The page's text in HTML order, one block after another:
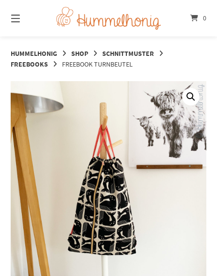
zum
Inhalt
0
HUMMELHONIG SHOP
SCHNITTMUSTER
FREEBOOKS
FREEBOOK TURNBEUTEL